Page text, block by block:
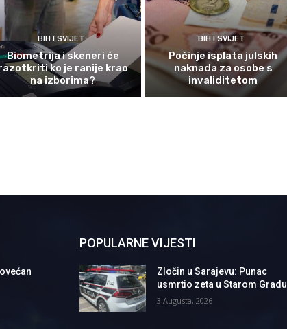
BIH I SVIJET
Biometrija i skeneri će
ko je ranije krao
na izborima?
BIH I SVIJET
Počinje isplata julskih
naknada za osobe s
invaliditetom
POPULARNE VIJESTI
Zločin u Sarajevu: Punac
usmrtio zeta u Starom Gradu
3 Augusta, 2026